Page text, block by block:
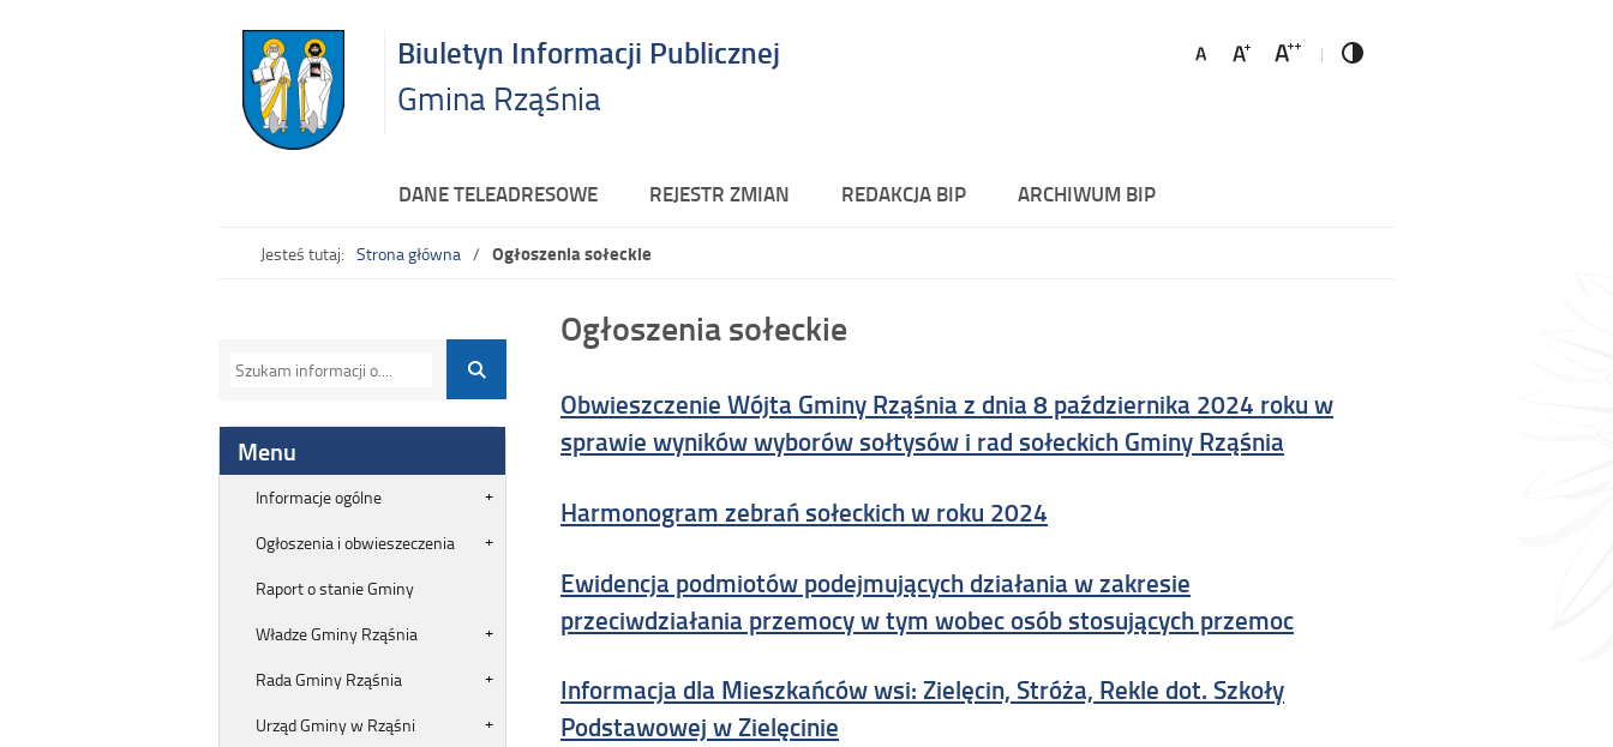
Biuletyn Informacji Publicznej
Gmina Rząśnia
DANE TELEADRESOWE REJESTR ZMIAN REDAKCJA BIP ARCHIWUM BIP
Jesteś tutaj: Strona główna Ogłoszenia sołeckie
Ogłoszenia sołeckie
Obwieszczenie Wójta Gminy Rząśnia z dnia 8 października 2024 roku w
sprawie wyników wyborów sołtysów i rad sołeckich Gminy Rząśnia
Harmonogram zebrań sołeckich w roku 2024
Ewidencja podmiotów podejmujących działania w zakresie
przeciwdziałania przemocy w tym wobec osób stosujących przemoc
Informacja dla Mieszkańców wsi: Zielęcin, Stróża, Rekle dot. Szkoły
Podstawowej w Zielęcinie
Menu
Informacje ogólne
Ogłoszenia i obwieszeczenia
Raport o stanie Gminy
Władze Gminy Rząśnia
Rada Gminy Rząśnia
Urząd Gminy w Rząśni